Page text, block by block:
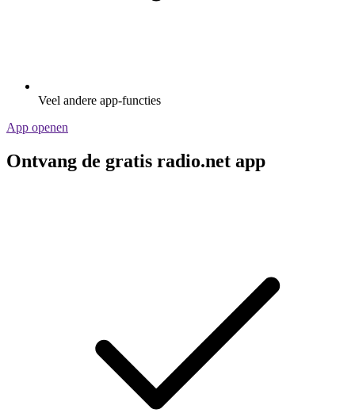
Veel andere app-functies
App openen
Ontvang de gratis radio.net app